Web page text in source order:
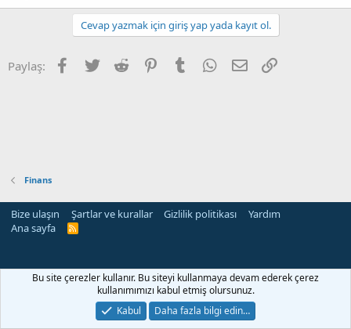
Cevap yazmak için giriş yap yada kayıt ol.
Paylaş: Facebook
Twitter Reddit PinterestTumblr WhatsApp
E-posta
Finans
Bize ulaşın Şartlar ve kurallar Gizlilik politikası
Yardım
Ana sayfa
R
Bu site çerezler kullanır. Bu siteyi kullanmaya devam ederek çerez
kullanımımızı kabul etmiş olursunuz.
Kabul
Daha fazla bilgi edin…